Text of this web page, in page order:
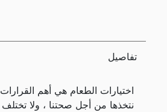
تفاصيل
اختيارات الطعام هي أهم القرارات
نتخذها من أجل صحتنا ، ولا تختلف